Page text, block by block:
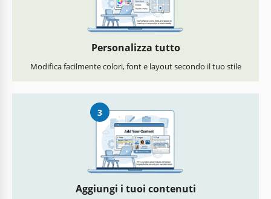
Personalizza tutto
Modifica facilmente colori, font e layout secondo il tuo stile
3
Aggiungi i tuoi contenuti